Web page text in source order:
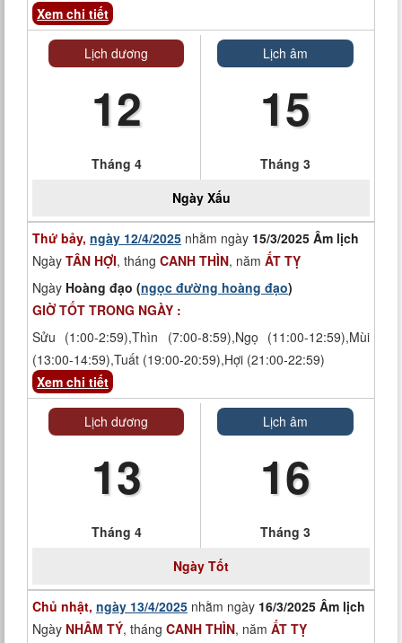
Xem chi tiết
Lịch dương
12
Tháng 4
Lịch âm
15
Tháng 3
Ngày Xấu
Thứ bảy, ngày 12/4/2025 nhằm ngày 15/3/2025 Âm lịch
Ngày TÂN HỢI, tháng CANH THÌN, năm ẤT TỴ
Ngày Hoàng đạo (ngọc đường hoàng đạo)
GIỜ TỐT TRONG NGÀY :
Sửu (1:00-2:59),Thìn (7:00-8:59),Ngọ (11:00-12:59),Mùi
(13:00-14:59),Tuất (19:00-20:59),Hợi (21:00-22:59)
Xem chi tiết
Lịch dương
13
Tháng 4
Lịch âm
16
Tháng 3
Ngày Tốt
Chủ nhật, ngày 13/4/2025 nhằm ngày 16/3/2025 Âm lịch
Ngày NHÂM TÝ, tháng CANH THÌN, năm ẤT TỴ